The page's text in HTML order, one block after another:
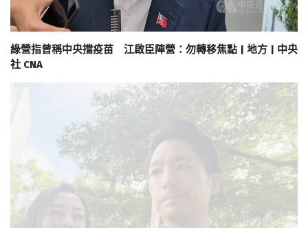
綠營指曾稱中央擋疫苗 江啟臣陣營：勿轉移焦點 | 地方 | 中央
社 CNA